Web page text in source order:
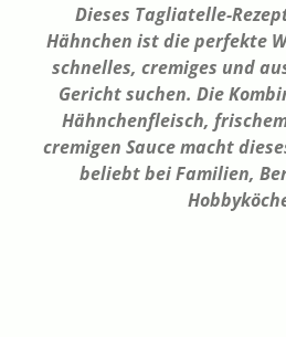
Dieses Tagliatelle-
Hähnchen ist die perfekte
schnelles, cremiges und
Gericht suchen. Die
Hähnchenfleisch,
cremigen Sauce macht
beliebt bei Familien,